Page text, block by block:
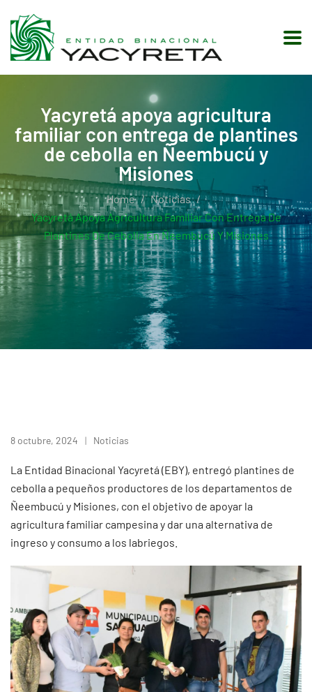
Yacyretá apoya agricultura
familiar con entrega de plantines
de cebolla en Ñeembucú y
Misiones
Home
Noticias
Yacyretá Apoya Agricultura Familiar Con Entrega De
Plantines De Cebolla En Ñeembucú Y Misiones
8 octubre, 2024 Noticias
La Entidad Binacional Yacyretá (EBY), entregó plantines de
cebolla a pequeños productores de los departamentos de
Ñeembucú y Misiones, con el objetivo de apoyar la
agricultura familiar campesina y dar una alternativa de
ingreso y consumo a los labriegos.